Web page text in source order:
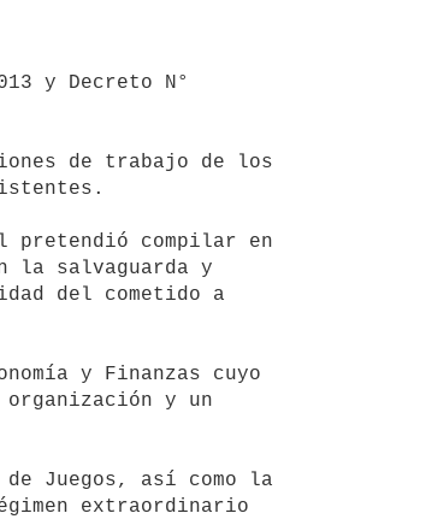
la salvaguarda y
del cometido a
y un
extraordinario